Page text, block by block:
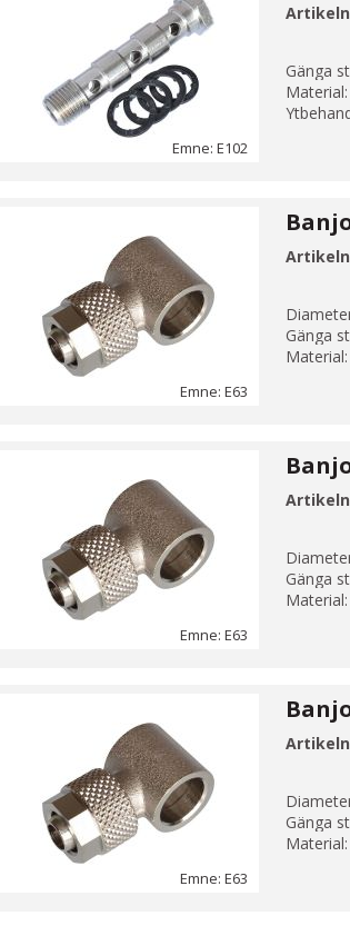
Emne: E102
Material:
Emne: E63
Material:
Emne: E63
Material:
Emne: E63
Material: